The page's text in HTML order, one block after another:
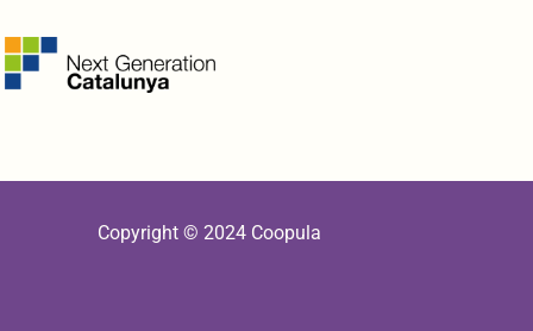
Copyright © 2024 Coopula